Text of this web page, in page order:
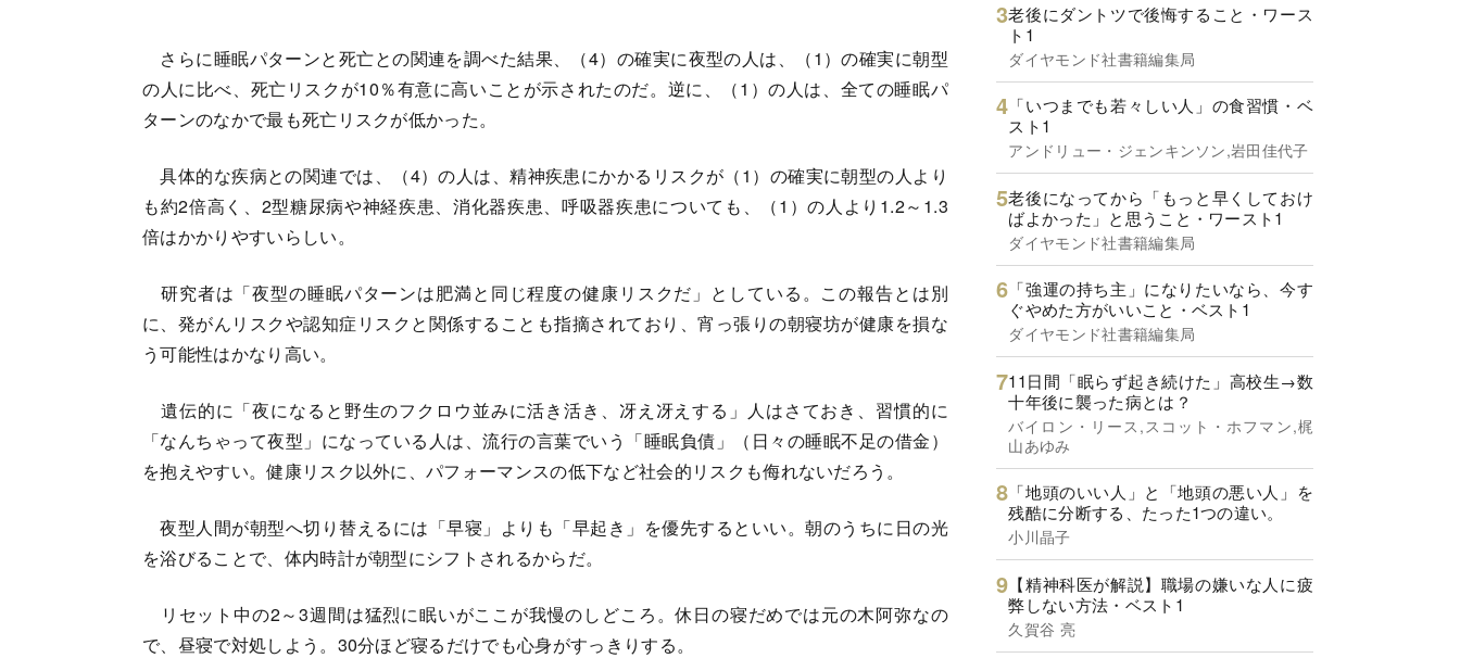
さらに睡眠パターンと死亡との関連を調べた結果、（4）の確実に夜型の人は、（1）の確実に朝型
の人に比べ、死亡リスクが10％有意に高いことが示されたのだ。逆に、（1）の人は、全ての睡眠パ
ターンのなかで最も死亡リスクが低かった。
具体的な疾病との関連では、（4）の人は、精神疾患にかかるリスクが（1）の確実に朝型の人より
も約2倍高く、2型糖尿病や神経疾患、消化器疾患、呼吸器疾患についても、（1）の人より1.2～1.3
倍はかかりやすいらしい。
研究者は「夜型の睡眠パターンは肥満と同じ程度の健康リスクだ」としている。この報告とは別
に、発がんリスクや認知症リスクと関係することも指摘されており、宵っ張りの朝寝坊が健康を損な
う可能性はかなり高い。
遺伝的に「夜になると野生のフクロウ並みに活き活き、冴え冴えする」人はさておき、習慣的に
「なんちゃって夜型」になっている人は、流行の言葉でいう「睡眠負債」（日々の睡眠不足の借金）
を抱えやすい。健康リスク以外に、パフォーマンスの低下など社会的リスクも侮れないだろう。
夜型人間が朝型へ切り替えるには「早寝」よりも「早起き」を優先するといい。朝のうちに日の光
を浴びることで、体内時計が朝型にシフトされるからだ。
リセット中の2～3週間は猛烈に眠いがここが我慢のしどころ。休日の寝だめでは元の木阿弥なの
で、昼寝で対処しよう。30分ほど寝るだけでも心身がすっきりする。
老後にダントツで後悔すること・ワース
ト1
ダイヤモンド社書籍編集局
「いつまでも若々しい人」の食習慣・ベ
スト1
アンドリュー・ジェンキンソン,岩田佳代子
老後になってから「もっと早くしておけ
ばよかった」と思うこと・ワースト1
ダイヤモンド社書籍編集局
「強運の持ち主」になりたいなら、今す
ぐやめた方がいいこと・ベスト1
ダイヤモンド社書籍編集局
11日間「眠らず起き続けた」高校生→数
十年後に襲った病とは？
バイロン・リース,スコット・ホフマン,梶
山あゆみ
「地頭のいい人」と「地頭の悪い人」を
残酷に分断する、たった1つの違い。
小川晶子
【精神科医が解説】職場の嫌いな人に疲
弊しない方法・ベスト1
久賀谷 亮